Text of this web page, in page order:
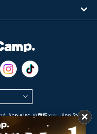
Apple Inc. の商標です。App Store は
クです。